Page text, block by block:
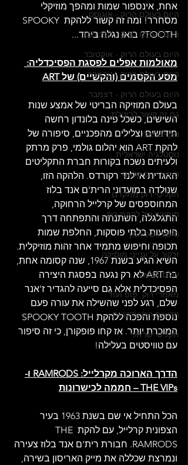
היום בעולם הרוק - אוגוסט
היום בעולם הרוק - ספטמבר
היום בעולם הרוק - אוקטובר
היום בעולם הרוק - נובמבר
היום בעולם הרוק - דצמבר
גם זה קשור לביטלס
רוק ישראלי
נוסטלגיה ישראלית
סיפורי רוק קלאסי
תקליטי רוק מתקדם
סיפורה של להקת רוק
סיפורו של אמן
זרקור על ענייני מוסיקה
עולם הג'אז
מאמרי רוק, פופ ועוד
חדשות רוק עדכניות
תקליט ישראלי
אחת, אינספור שמות ומהפך מוזיקלי
מסחרר! ומה זה קשור ללהקת SPOOKY
TOOTH? בואו נגלה ביחד...
מאולמות אפלים לפסגת הפסיכדליה:
מסע הקסמים (והקשיים) של ART
בעולם המוזיקה הבריטי של אמצע שנות
השישים, כשכל פינה בלונדון רחשה
חידושים וצלילים מהפכניים, סיפורה של
להקת ART הוא יהלום גולמי, פרק מרתק
ולעיתים נשכח בקורות חברת התקליטים
האגדית איילנד רקורדס. הלהקה הזו,
שנולדה במועדוני הרית'ם אנד בלוז
המחוספסים של קרלייל הרחוקה,
התגלגלה, השתנתה והתפתחה דרך
הופעות בלתי פוסקות, החלפת שמות
תכופה וחיפוש מתמיד אחר זהות מוזיקלית.
השיא הגיע בשנת 1967, שנה קסומה אחת,
בה ART לא רק נגעה בפסגת היצירה
הפסיכדלית אלא גם סייעה להגדיר ז'אנר
שלם, רגע לפני שהשילה את עורה פעם
המוכרת יותר. אז קחו פופקורן, כי זה סיפור
עם טוויסטים בעלילה!
הדרך הארוכה מקרלייל: RAMRODS ו-
THE VIPs – חממה לכישרונות
הכל התחיל אי שם בשנת 1963 בעיר
הצפונית קרלייל, עם להקת THE
RAMRODS. חבורת רית'ם אנד בלוז צעירה
ונמרצת שכללה את מייק האריסון בשירה,